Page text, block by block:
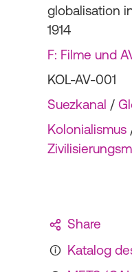
globalisation
1914
F: Filme und
KOL-AV-001
Suezkanal /
Kolonialismus
Share
Katalog